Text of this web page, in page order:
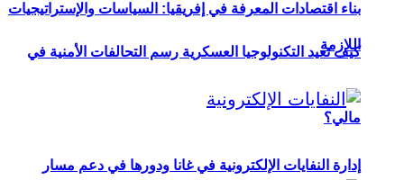
كيف تعيد التكنولوجيا العسكرية رسم التحالفات الأمنية في
مالي؟
بناء اقتصادات المعرفة في إفريقيا: السياسات والإستراتيجيات
اللازمة
إدارة النفايات الإلكترونية في غانا ودورها في دعم مسار